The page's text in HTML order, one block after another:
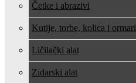
Četke i abrazivi
Kutije, torbe, kolica i ormari
Ličilački alat
Zidarski alat